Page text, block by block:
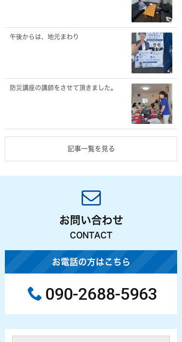
午後からは、地元まわり
防災講座の講師をさせて頂きました。
記事一覧を見る
お問い合わせ
CONTACT
お電話の方はこちら
090-2688-5963